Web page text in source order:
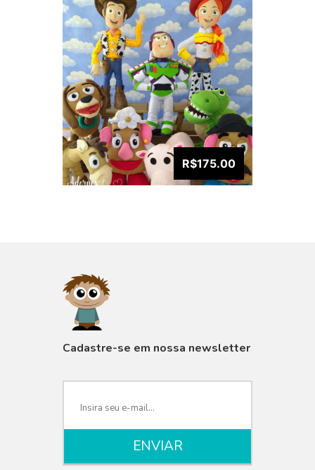
R$175.00
Cadastre-se em nossa newsletter